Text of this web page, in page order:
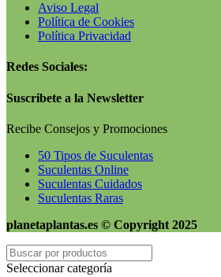
Aviso Legal
Política de Cookies
Política Privacidad
Redes Sociales:
Suscribete a la Newsletter
Recibe Consejos y Promociones
50 Tipos de Suculentas
Suculentas Online
Suculentas Cuidados
Suculentas Raras
planetaplantas.es © Copyright 2025
Seleccionar categoría